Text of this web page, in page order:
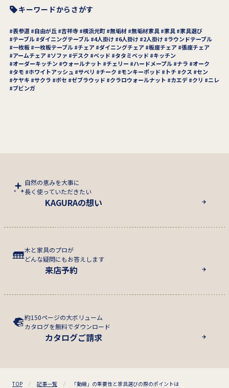
キーワードからさがす
表参道 自由が丘 吉祥寺 横浜元町 無垢材 無垢材家具 家具
家具選び
テーブル ダイニングテーブル 4人掛け 6人掛け 2人掛け
ラウンドテーブル
一枚板 一枚板テーブル チェア ダイニングチェア 板座チェア 張座チェア
アームチェア
ソファ デスク ベッド タタミベッド
キッチン
オーダーキッチン
ウォールナット チェリー ハードメープル ナラ
オーク
タモ
ホワイトアッシュ サペリ チーク モンキーポッド トチ クス
セン
ケヤキ
サクラ ボセ ゼブラウッド クラロウォールナット カエデ クリ
ニレ
ブビンガ
自然の恵みを大事に
長く使っていただきたい
KAGURAの想い
木と家具のプロが
どんな疑問にもお答えします
来店予約
約150ページの大ボリューム
カタログを無料でダウンロード
カタログご請求
TOP 記事一覧 「動線」の重要性と家具選びの際のポイントは